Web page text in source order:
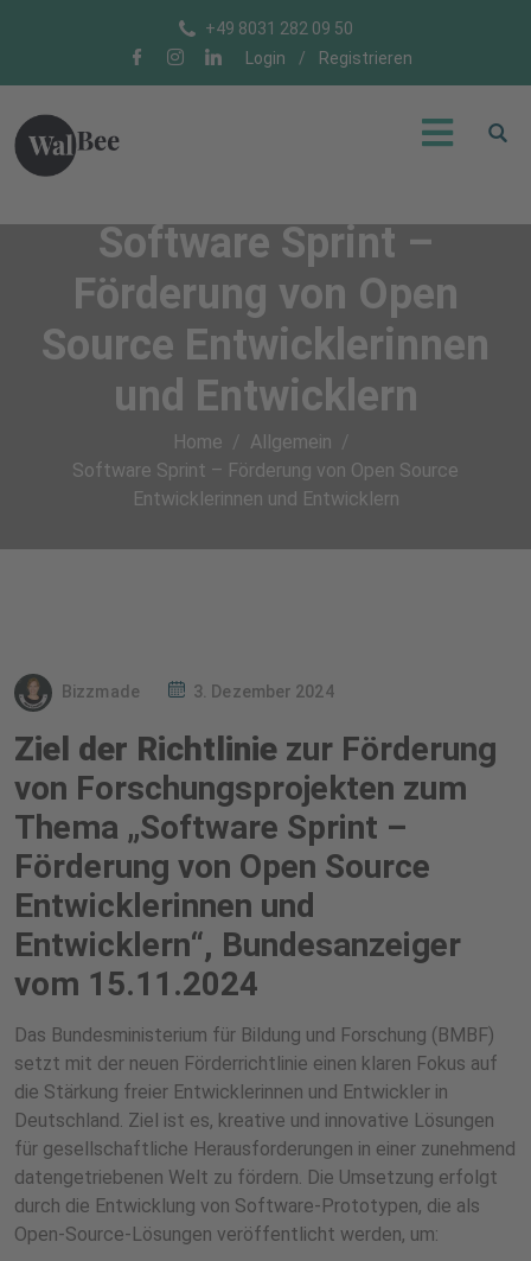
+49 8031 282 09 50
Login
/ Registrieren
Software Sprint –
Förderung von Open
Source Entwicklerinnen
und Entwicklern
Home
Allgemein
Software Sprint – Förderung von Open Source
Entwicklerinnen und Entwicklern
Bizzmade 3. Dezember 2024
Ziel der Richtlinie zur Förderung
von Forschungsprojekten zum
Thema „Software Sprint –
Förderung von Open Source
Entwicklerinnen und
Entwicklern“, Bundesanzeiger
vom 15.11.2024
Das Bundesministerium für Bildung und Forschung (BMBF)
setzt mit der neuen Förderrichtlinie einen klaren Fokus auf
die Stärkung freier Entwicklerinnen und Entwickler in
Deutschland. Ziel ist es, kreative und innovative Lösungen
für gesellschaftliche Herausforderungen in einer zunehmend
datengetriebenen Welt zu fördern. Die Umsetzung erfolgt
durch die Entwicklung von Software-Prototypen, die als
Open-Source-Lösungen veröffentlicht werden, um: